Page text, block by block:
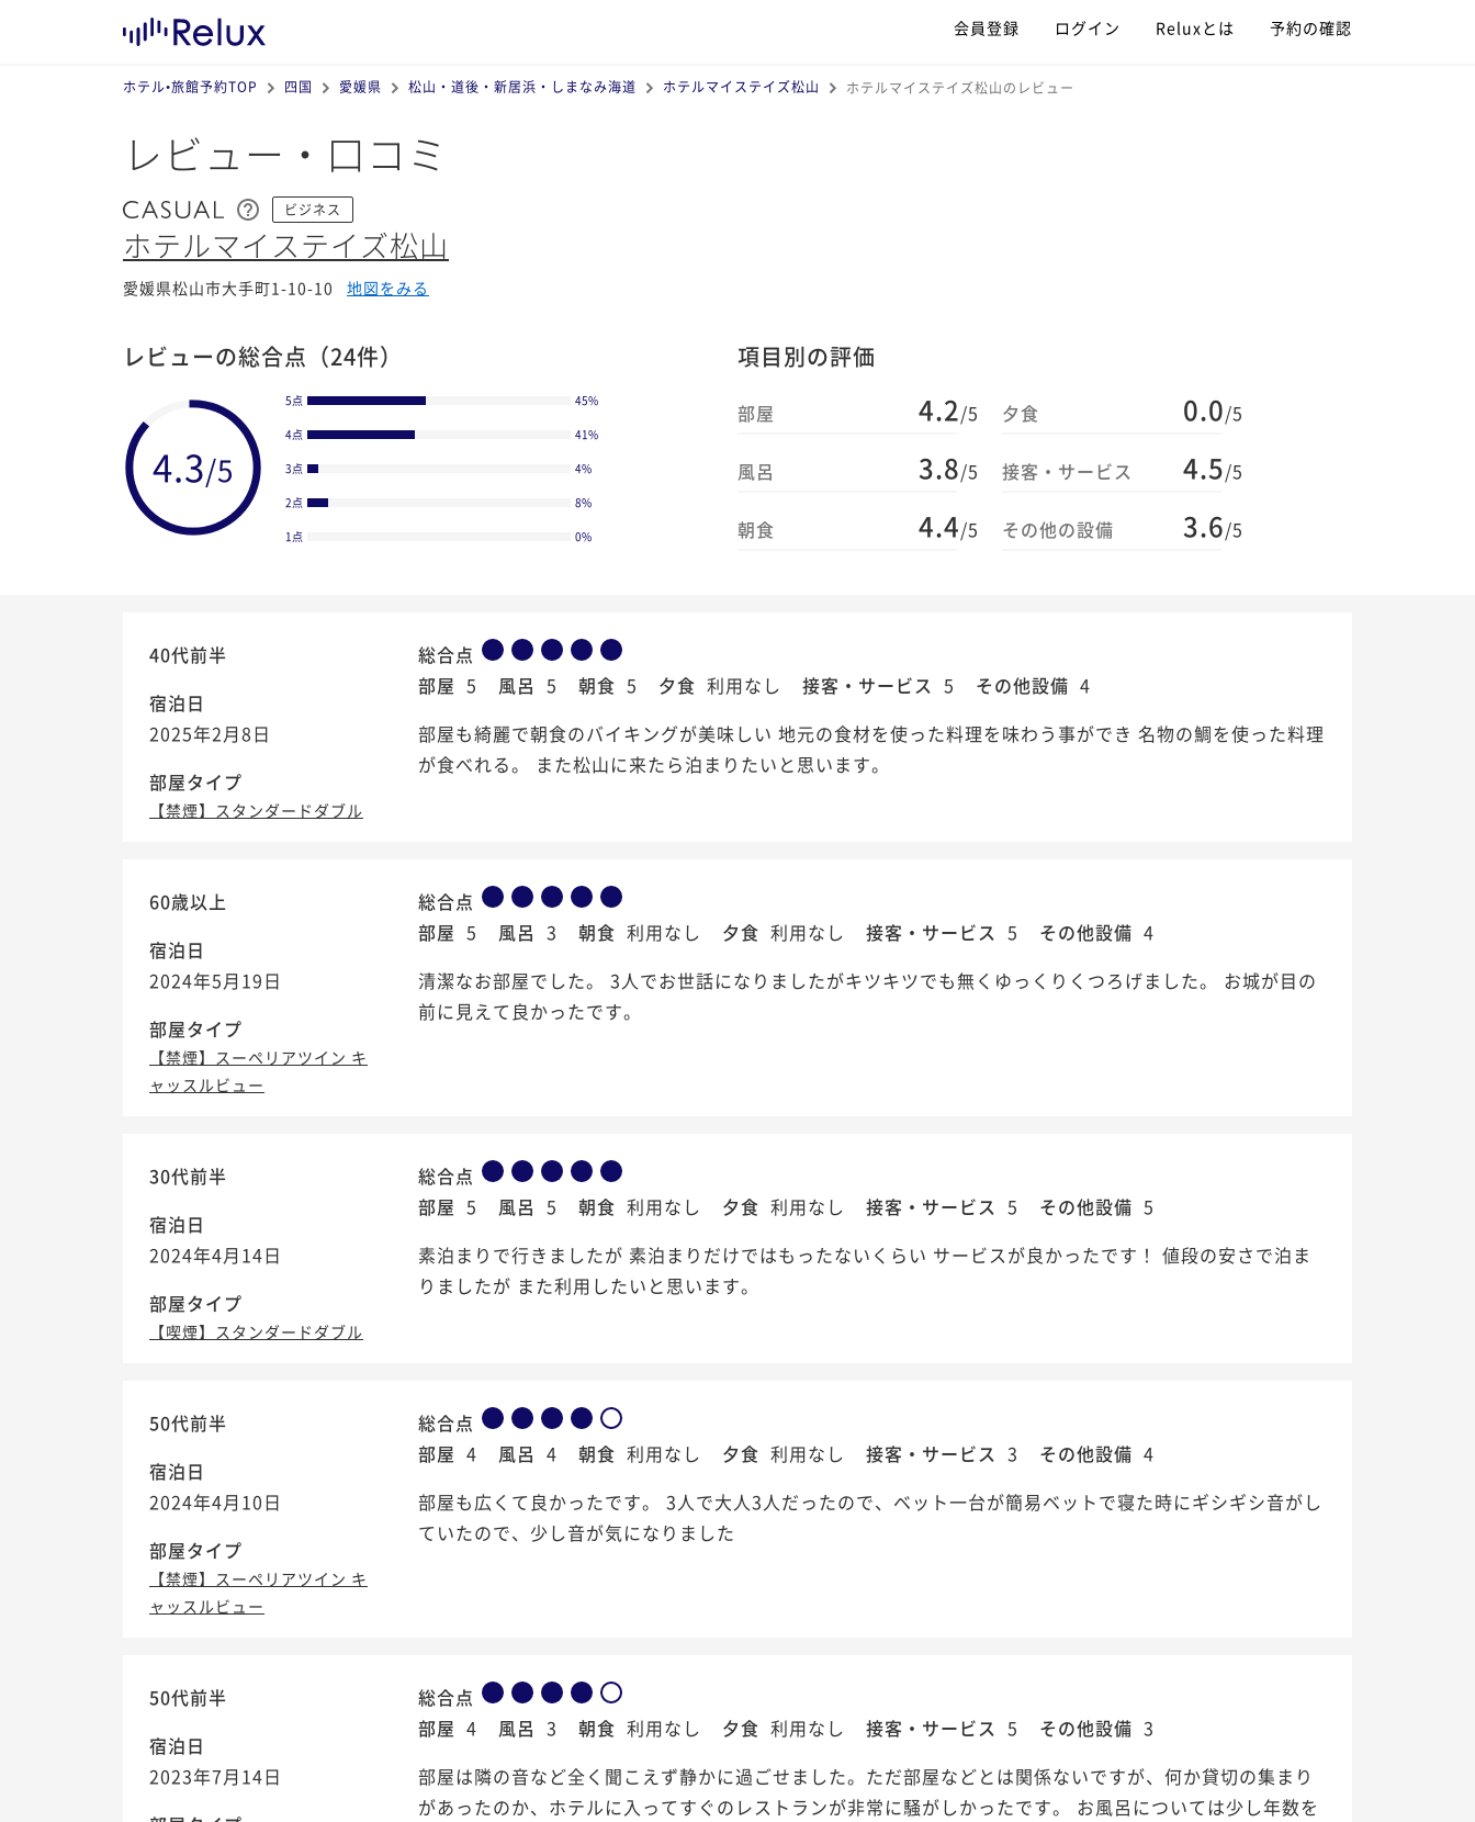
会員登録 ログイン Reluxとは 予約の確認
ホテル•旅館予約TOP 四国 愛媛県 松山・道後・新居浜・しまなみ海道 ホテルマイステイズ松山 ホテルマイステイズ松山のレビュー
レビュー・口コミ
ビジネス
ホテルマイステイズ松山
愛媛県松山市大手町1-10-10 地図をみる
レビューの総合点 （24件）
/5
5点 45%
4点 41%
3点 4%
2点 8%
1点 0%
項目別の評価
部屋 4.2/5
風呂 3.8/5
朝食 4.4/5
夕食 0.0/5
接客・サービス 4.5/5
その他の設備 3.6/5
40代前半
宿泊日
2025年2月8日
部屋タイプ
【禁煙】スタンダードダブル
総合点
部屋 5 風呂 5 朝食 5 夕食 利用なし 接客・サービス 5 その他設備 4
部屋も綺麗で朝食のバイキングが美味しい 地元の食材を使った料理を味わう事ができ 名物の鯛を使った料理
が食べれる。 また松山に来たら泊まりたいと思います。
60歳以上
宿泊日
2024年5月19日
部屋タイプ
【禁煙】スーペリアツイン キ
ャッスルビュー
総合点
部屋 5 風呂 3 朝食 利用なし 夕食 利用なし 接客・サービス 5 その他設備 4
清潔なお部屋でした。 3人でお世話になりましたがキツキツでも無くゆっくりくつろげました。 お城が目の
前に見えて良かったです。
30代前半
宿泊日
2024年4月14日
部屋タイプ
【喫煙】スタンダードダブル
総合点
部屋 5 風呂 5 朝食 利用なし 夕食 利用なし 接客・サービス 5 その他設備 5
素泊まりで行きましたが 素泊まりだけではもったないくらい サービスが良かったです！ 値段の安さで泊ま
りましたが また利用したいと思います。
50代前半
宿泊日
2024年4月10日
部屋タイプ
【禁煙】スーペリアツイン キ
ャッスルビュー
総合点
部屋 4 風呂 4 朝食 利用なし 夕食 利用なし 接客・サービス 3 その他設備 4
部屋も広くて良かったです。 3人で大人3人だったので、ベット一台が簡易ベットで寝た時にギシギシ音がし
ていたので、少し音が気になりました
50代前半
宿泊日
2023年7月14日
総合点
部屋 4 風呂 3 朝食 利用なし 夕食 利用なし 接客・サービス 5 その他設備 3
部屋は隣の音など全く聞こえず静かに過ごせました。ただ部屋などとは関係ないですが、何か貸切の集まり
があったのか、ホテルに入ってすぐのレストランが非常に騒がしかったです。 お風呂については少し年数を